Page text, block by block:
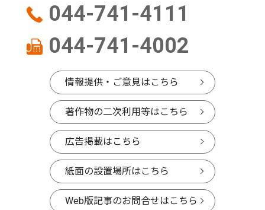
044-741-4111
044-741-4002
情報提供・ご意見はこちら
著作物の二次利用等はこちら
広告掲載はこちら
紙面の設置場所はこちら
Web版記事のお問合せはこちら